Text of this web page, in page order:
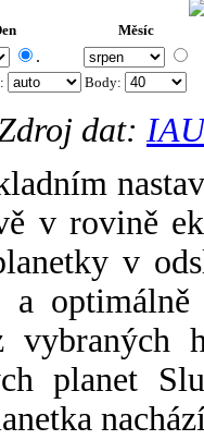
Měsíc
.
Body:
dat:
v rovině
v
a
planet